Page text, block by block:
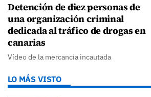
Detención de diez personas de
una organización criminal
dedicada al tráfico de drogas en
canarias
Vídeo de la mercancía incautada
LO MÁS VISTO